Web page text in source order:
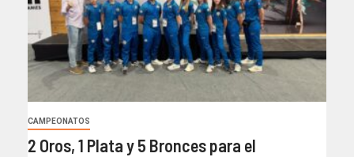
CAMPEONATOS
2 Oros, 1 Plata y 5 Bronces para el